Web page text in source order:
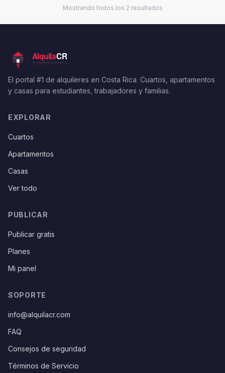
Mostrando todos los 2 resultados
El portal #1 de alquileres en Costa Rica. Cuartos, apartamentos
y casas para estudiantes, trabajadores y familias.
EXPLORAR
Cuartos
Apartamentos
Casas
Ver todo
PUBLICAR
Publicar gratis
Planes
Mi panel
SOPORTE
info@alquilacr.com
FAQ
Consejos de seguridad
Términos de Servicio